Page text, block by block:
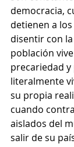
democracia,
detienen a
disentir con
población
precariedad
literalmente
su propia
cuando
aislados del
salir de su